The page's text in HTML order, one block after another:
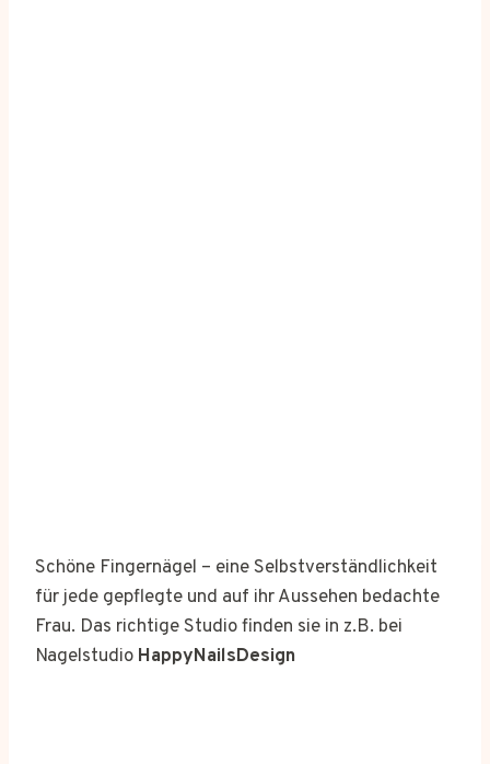
Schöne Fingernägel – eine Selbstverständlichkeit
für jede gepflegte und auf ihr Aussehen bedachte
Frau. Das richtige Studio finden sie in z.B. bei
Nagelstudio HappyNailsDesign